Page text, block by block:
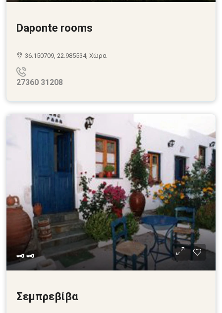
Daponte rooms
36.150709, 22.985534, Χώρα
27360 31208
🗝 🗝
Σεμπρεβίβα